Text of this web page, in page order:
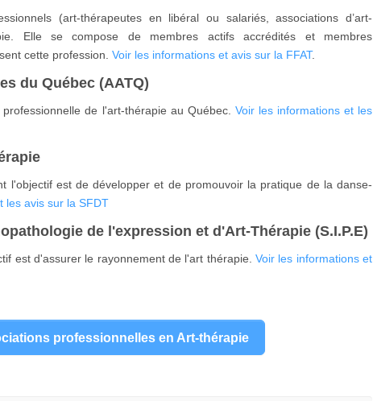
(art-thérapeutes en libéral ou salariés, associations d’art-
Elle se compose de membres actifs accrédités et membres
cette profession. Voir les informations et avis sur la FFAT.
du Québec (AATQ)
de l'art-thérapie au Québec. Voir les informations et les
l'objectif est de développer et de promouvoir la pratique de la danse-
les avis sur la SFDT
de l'expression et d'Art-Thérapie (S.I.P.E)
est d'assurer le rayonnement de l'art thérapie. Voir les informations et
professionnelles en Art-thérapie